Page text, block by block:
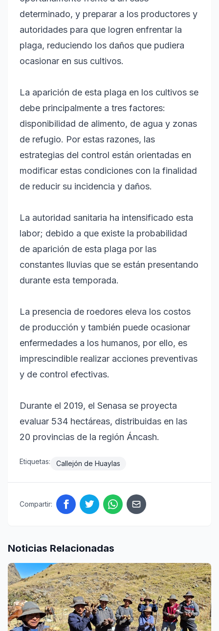
determinado, y preparar a los productores y
autoridades para que logren enfrentar la
plaga, reduciendo los daños que pudiera
ocasionar en sus cultivos.
La aparición de esta plaga en los cultivos se
debe principalmente a tres factores:
disponibilidad de alimento, de agua y zonas
de refugio. Por estas razones, las
estrategias del control están orientadas en
modificar estas condiciones con la finalidad
de reducir su incidencia y daños.
La autoridad sanitaria ha intensificado esta
labor; debido a que existe la probabilidad
de aparición de esta plaga por las
constantes lluvias que se están presentando
durante esta temporada.
La presencia de roedores eleva los costos
de producción y también puede ocasionar
enfermedades a los humanos, por ello, es
imprescindible realizar acciones preventivas
y de control efectivas.
Durante el 2019, el Senasa se proyecta
evaluar 534 hectáreas, distribuidas en las
20 provincias de la región Áncash.
Etiquetas: Callejón de Huaylas
Compartir:
Noticias Relacionadas